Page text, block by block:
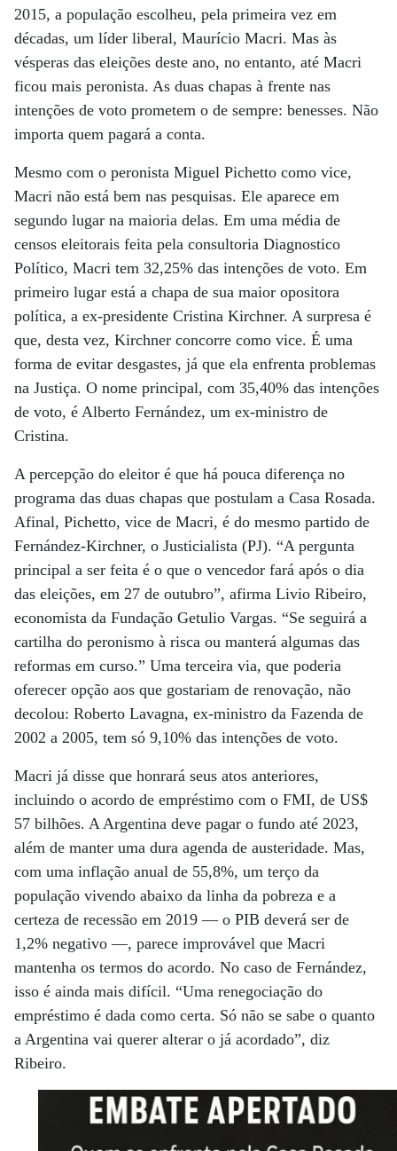
2015, a população escolheu, pela primeira vez em
décadas, um líder liberal, Maurício Macri. Mas às
vésperas das eleições deste ano, no entanto, até Macri
ficou mais peronista. As duas chapas à frente nas
intenções de voto prometem o de sempre: benesses. Não
importa quem pagará a conta.
Mesmo com o peronista Miguel Pichetto como vice,
Macri não está bem nas pesquisas. Ele aparece em
segundo lugar na maioria delas. Em uma média de
censos eleitorais feita pela consultoria Diagnostico
Político, Macri tem 32,25% das intenções de voto. Em
primeiro lugar está a chapa de sua maior opositora
política, a ex-presidente Cristina Kirchner. A surpresa é
que, desta vez, Kirchner concorre como vice. É uma
forma de evitar desgastes, já que ela enfrenta problemas
na Justiça. O nome principal, com 35,40% das intenções
de voto, é Alberto Fernández, um ex-ministro de
Cristina.
A percepção do eleitor é que há pouca diferença no
programa das duas chapas que postulam a Casa Rosada.
Afinal, Pichetto, vice de Macri, é do mesmo partido de
Fernández-Kirchner, o Justicialista (PJ). “A pergunta
principal a ser feita é o que o vencedor fará após o dia
das eleições, em 27 de outubro”, afirma Livio Ribeiro,
economista da Fundação Getulio Vargas. “Se seguirá a
cartilha do peronismo à risca ou manterá algumas das
reformas em curso.” Uma terceira via, que poderia
oferecer opção aos que gostariam de renovação, não
decolou: Roberto Lavagna, ex-ministro da Fazenda de
2002 a 2005, tem só 9,10% das intenções de voto.
Macri já disse que honrará seus atos anteriores,
incluindo o acordo de empréstimo com o FMI, de US$
57 bilhões. A Argentina deve pagar o fundo até 2023,
além de manter uma dura agenda de austeridade. Mas,
com uma inflação anual de 55,8%, um terço da
população vivendo abaixo da linha da pobreza e a
certeza de recessão em 2019 — o PIB deverá ser de
1,2% negativo —, parece improvável que Macri
mantenha os termos do acordo. No caso de Fernández,
isso é ainda mais difícil. “Uma renegociação do
empréstimo é dada como certa. Só não se sabe o quanto
a Argentina vai querer alterar o já acordado”, diz
Ribeiro.